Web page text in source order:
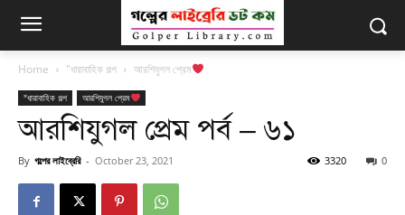
Home "ধারাবাহিক গল্প আরশিযুগল প্রেম
"ধারাবাহিক গল্প আরশিযুগল প্রেম
আরশিযুগল প্রেম পর্ব – ৬১
By গল্পের লাইব্রেরি - October 23, 2021 0
3320